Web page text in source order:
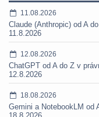
11.08.2026
Claude (Anthropic) od A
11.8.2026
12.08.2026
ChatGPT od A do Z v
12.8.2026
18.08.2026
Gemini a NotebookLM od